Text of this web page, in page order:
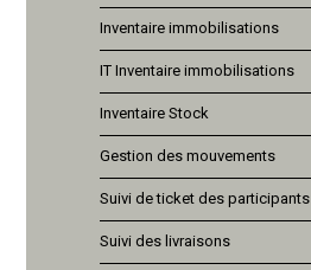
Inventaire immobilisations
IT Inventaire immobilisations
Inventaire Stock
Gestion des mouvements
Suivi de ticket des participants
Suivi des livraisons